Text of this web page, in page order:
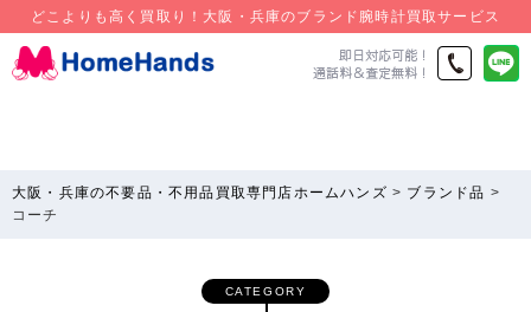
どこよりも高く買取り！大阪・兵庫のブランド腕時計買取サービス
大阪・兵庫の不要品・不用品買取専門店ホームハンズ > ブランド品 >
コーチ
CATEGORY